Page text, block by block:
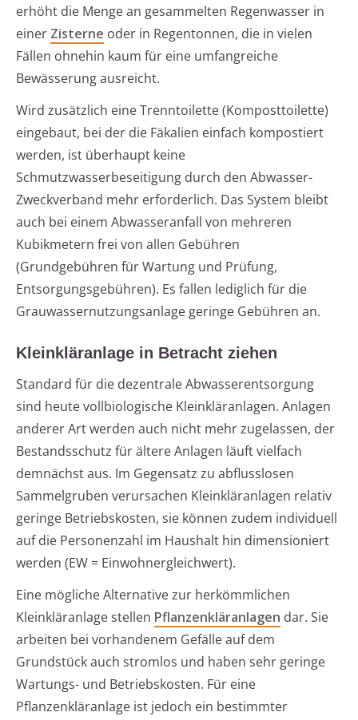
erhöht die Menge an gesammelten Regenwasser in
einer Zisterne oder in Regentonnen, die in vielen
Fällen ohnehin kaum für eine umfangreiche
Bewässerung ausreicht.
Wird zusätzlich eine Trenntoilette (Komposttoilette)
eingebaut, bei der die Fäkalien einfach kompostiert
werden, ist überhaupt keine
Schmutzwasserbeseitigung durch den Abwasser-
Zweckverband mehr erforderlich. Das System bleibt
auch bei einem Abwasseranfall von mehreren
Kubikmetern frei von allen Gebühren
(Grundgebühren für Wartung und Prüfung,
Entsorgungsgebühren). Es fallen lediglich für die
Grauwassernutzungsanlage geringe Gebühren an.
Kleinkläranlage in Betracht ziehen
Standard für die dezentrale Abwasserentsorgung
sind heute vollbiologische Kleinkläranlagen. Anlagen
anderer Art werden auch nicht mehr zugelassen, der
Bestandsschutz für ältere Anlagen läuft vielfach
demnächst aus. Im Gegensatz zu abflusslosen
Sammelgruben verursachen Kleinkläranlagen relativ
geringe Betriebskosten, sie können zudem individuell
auf die Personenzahl im Haushalt hin dimensioniert
werden (EW = Einwohnergleichwert).
Eine mögliche Alternative zur herkömmlichen
Kleinkläranlage stellen Pflanzenkläranlagen dar. Sie
arbeiten bei vorhandenem Gefälle auf dem
Grundstück auch stromlos und haben sehr geringe
Wartungs- und Betriebskosten. Für eine
Pflanzenkläranlage ist jedoch ein bestimmter